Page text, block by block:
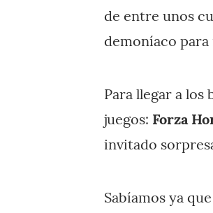
de entre unos
demoníaco para
Para llegar a los
juegos: Forza
invitado
Sabíamos ya